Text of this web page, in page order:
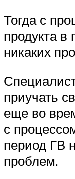
Тогда с
продукта в
никаких
приучать
еще во
с
период ГВ
проблем.